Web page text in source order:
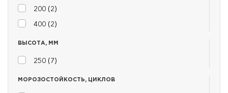
200 (2)
400 (2)
ВЫСОТА, ММ
250 (7)
МОРОЗОСТОЙКОСТЬ, ЦИКЛОВ